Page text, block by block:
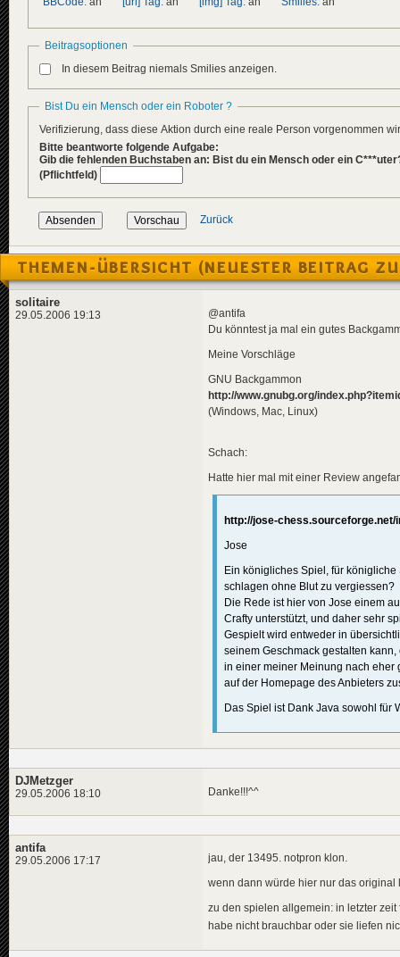
Beitragsoptionen
In diesem Beitrag niemals Smilies anzeigen.
Bist Du ein Mensch oder ein Roboter ?
Verifizierung, dass diese Aktion durch eine reale Person vorgenommen
Bitte beantworte folgende Aufgabe:
Gib die fehlenden Buchstaben an: Bist du ein Mensch oder ein
(Pflichtfeld)
Zurück
THEMEN-ÜBERSICHT (NEUESTER BEITRAG
solitaire
29.05.2006 19:13
@antifa
Du könntest ja mal ein gutes
Meine Vorschläge
GNU Backgammon
http://www.gnubg.org/
(Windows, Mac, Linux)
Schach:
Hatte hier mal mit einer Review
http://jose-chess.sourceforge.net/
Jose
Ein königliches Spiel, für
schlagen ohne Blut zu vergiessen?
Die Rede ist hier von Jose einem
Crafty unterstützt, und daher sehr
Gespielt wird entweder in
seinem Geschmack gestalten kann,
in einer meiner Meinung nach
auf der Homepage des Anbieters
Das Spiel ist Dank Java sowohl für
DJMetzger
29.05.2006 18:10 Danke!!!^^
antifa
29.05.2006 17:17 jau, der 13495. notpron klon.
wenn dann würde hier nur das original
zu den spielen allgemein: in letzter
habe nicht brauchbar oder sie liefen